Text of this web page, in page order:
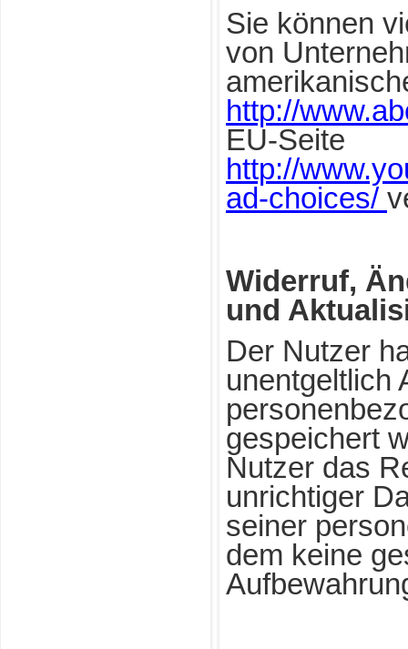
Sie können
von
http://
EU-Seite
http://
ad-choices/
Widerruf,
und
Der Nutzer
unentgeltlich
gespeichert
Nutzer das
unrichtiger
seiner
dem keine